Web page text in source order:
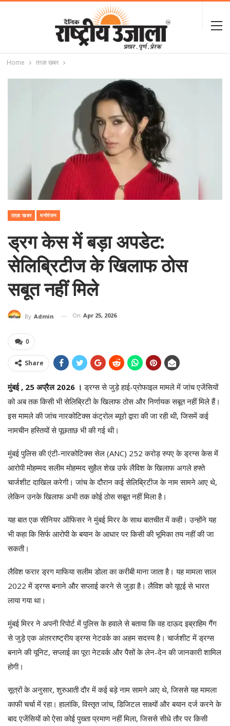
Home ताज़ा खबर
ताज़ा खबर मनोरंजन
ड्रग केस में बड़ा अपडेट:
सेलिब्रिटीज के खिलाफ ठोस
सबूत नहीं मिले
By Admin On Apr 25, 2026
0
Share
मुंबई , 25 अप्रैल 2026 ।ड्रग्स से जुड़े हाई-प्रोफाइल मामले में जांच एजेंसियों
को अब तक किसी भी सेलिब्रिटी के खिलाफ ठोस और निर्णायक सबूत नहीं मिले हैं।
इस मामले की जांचनारकोटिक्स कंट्रोल ब्यूरोद्वारा की जा रही थी, जिसमें कई
नामचीन हस्तियों से पूछताछ भी की गई थी।
मुंबई पुलिस की एंटी-नारकोटिक्स सेल (ANC) 252 करोड़ रुपए के ड्रग्स केस में
आरोपी मोहम्मद सलीम मोहम्मद सुहैल शेख उर्फ लैविश के खिलाफ अगले हफ्ते
चार्जशीट दाखिल करेगी। जांच के दौरान कई सेलिब्रिटीज के नाम सामने आए थे,
लेकिन उनके खिलाफ अभी तक कोई ठोस सबूत नहीं मिला है।
यह बात एक सीनियर ऑफिसर ने मुंबई मिरर के साथ बातचीत में कही। उन्होंने यह
भी कहा कि सिर्फ आरोपी के बयान के आधार पर किसी की भूमिका तय नहीं की जा
सकती।
लैविश फरार ड्रग माफिया सलीम डोला का करीबी माना जाता है। यह मामला साल
2022 में ड्रग्स बनाने और सप्लाई करने से जुड़ा है। लैविश को यूएई से भारत
लाया गया था।
मुंबई मिरर ने अपनी रिपोर्ट में पुलिस के हवाले से बताया कि वह दाऊद इब्राहिम गैंग
से जुड़े एक अंतरराष्ट्रीय ड्रग्स नेटवर्क का अहम सदस्य है। चार्जशीट में ड्रग्स
बनाने की यूनिट, सप्लाई का पूरा नेटवर्क और पैसों के लेन-देन की जानकारी शामिल
होगी।
सूत्रों के अनुसार, शुरुआती दौर में कई बड़े नाम सामने आए थे, जिससे यह मामला
काफी चर्चा में रहा। हालांकि, विस्तृत जांच, डिजिटल साक्ष्यों और बयान दर्ज करने के
बाद एजेंसियों को ऐसा कोई पुख्ता प्रमाण नहीं मिला, जिससे सीधे तौर पर किसी